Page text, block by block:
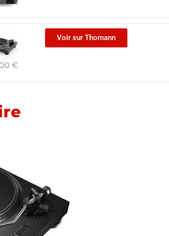
€
Voir sur Thomann